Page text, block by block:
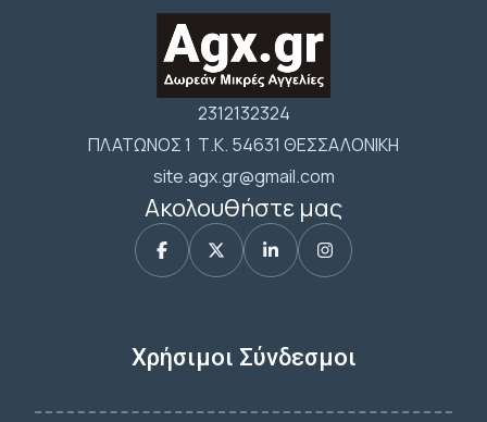
2312132324
ΠΛΑΤΩΝΟΣ 1 Τ.Κ. 54631 ΘΕΣΣΑΛΟΝΙΚΗ
site.agx.gr@gmail.com
Ακολουθήστε μας
Χρήσιμοι Σύνδεσμοι